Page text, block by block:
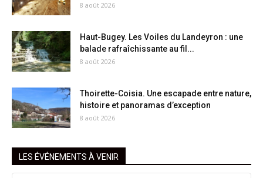
8 août 2026
Haut-Bugey. Les Voiles du Landeyron : une
balade rafraîchissante au fil...
8 août 2026
Thoirette-Coisia. Une escapade entre nature,
histoire et panoramas d’exception
8 août 2026
LES ÉVÉNEMENTS À VENIR